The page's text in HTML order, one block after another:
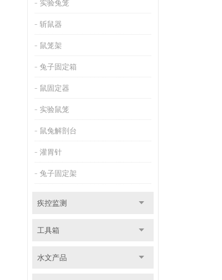
实验兔笼
斩鼠器
鼠笼架
兔子固定箱
鼠固定器
实验鼠笼
鼠兔解剖台
灌胃针
兔子固定架
疾控监测
工具箱
水文产品